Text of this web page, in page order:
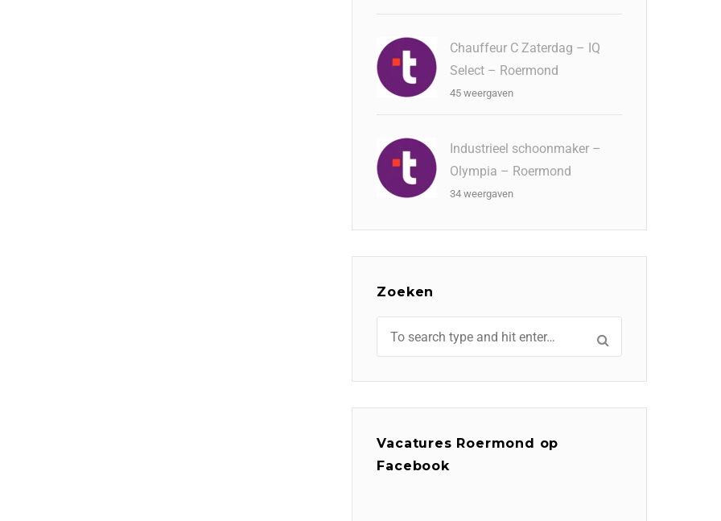
Chauffeur C Zaterdag – IQ
Select – Roermond
45 weergaven
Industrieel schoonmaker –
Olympia – Roermond
34 weergaven
Zoeken
Vacatures Roermond op
Facebook